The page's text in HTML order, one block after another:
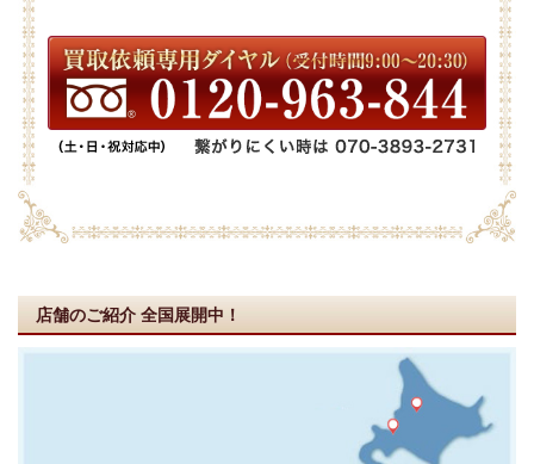
店舗のご紹介 全国展開中！